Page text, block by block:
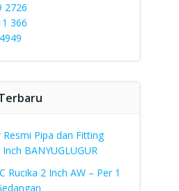
2726
366
Resmi Pipa dan Fitting
Inch BANYUGLUGUR
Rucika 2 Inch AW – Per 1